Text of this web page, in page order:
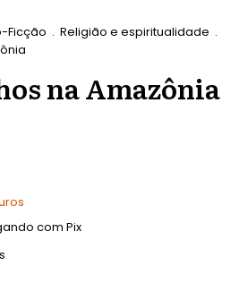
Ficção . Religião e espiritualidade .
na Amazônia
com Pix